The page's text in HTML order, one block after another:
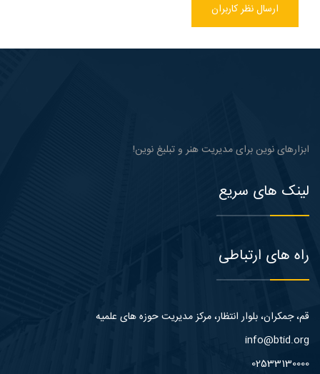
ارسال نظر کاربران
ابزارهای نوین برای مدیریت هنر و تبلیغ نوین!
لینک های سریع
راه های ارتباطی
قم، جمکران، بلوار انتظار، مرکز مدیریت حوزه های علمیه
info@btid.org
02533130000